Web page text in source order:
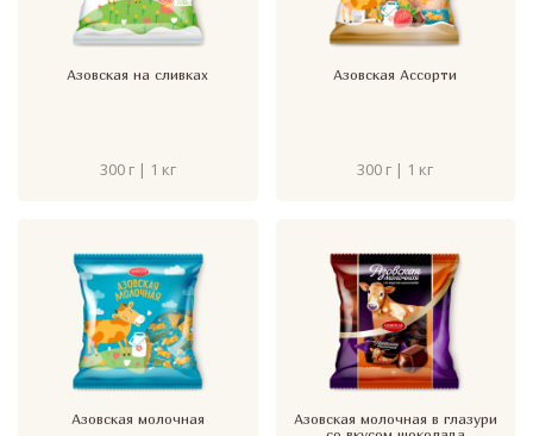
Азовская на сливках
300 г | 1 кг
Азовская Ассорти
300 г | 1 кг
Азовская молочная
Азовская молочная в глазури